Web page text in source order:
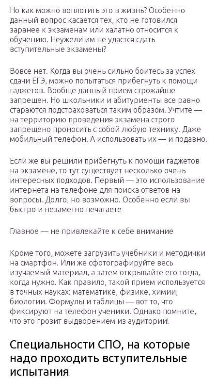
Но как можно воплотить это в жизнь? Особенно
данный вопрос касается тех, кто не готовился
заранее к экзаменам или халатно относится к
обучению. Неужели им не удастся сдать
вступительные экзамены?
Вовсе нет. Когда вы очень сильно боитесь за успех
сдачи ЕГЭ, можно попытаться прибегнуть к помощи
гаджетов. Вообще данный прием строжайше
запрещен. Но школьники и абитуриенты все равно
стараются подстраховаться таким образом. Учтите —
на территорию проведения экзамена строго
запрещено проносить с собой любую технику. Даже
мобильный телефон. А использовать их — и подавно.
Если же вы решили прибегнуть к помощи гаджетов
на экзамене, то тут существует несколько очень
интересных подходов. Первый — это использование
интернета на телефоне для поиска ответов на
вопросы. Долго, но возможно. Особенно если вы
быстро и незаметно печатаете
Главное — не привлекайте к себе внимание
Кроме того, можете загрузить учебники и методички
на смартфон. Или же сфотографируйте весь
изучаемый материал, а затем открывайте его тогда,
когда нужно. Как правило, такой прием используется
в точных науках: математике, физике, химии,
биологии. Формулы и таблицы — вот то, что
фиксируют на телефон ученики. Однако помните,
что это грозит выдворением из аудитории!
Специальности СПО, на которые
надо проходить вступительные
испытания